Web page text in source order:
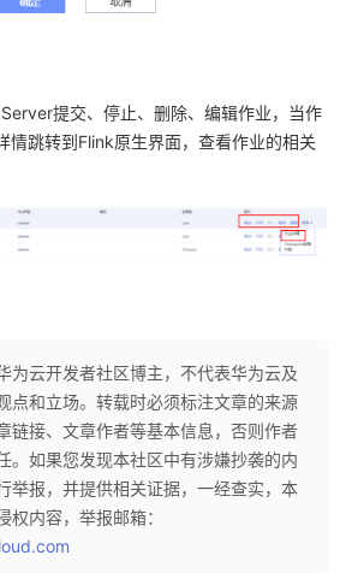
提交、停止、删除、编辑作业，当作
情跳转到Flink原生界面，查看作业的相关
为云开发者社区博主，不代表华为云及
点和立场。转载时必须标注文章的来源
链接、文章作者等基本信息，否则作者
。如果您发现本社区中有涉嫌抄袭的内
举报，并提供相关证据，一经查实，本
权内容，举报邮箱：